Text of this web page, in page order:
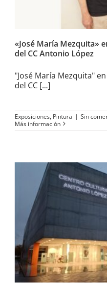
«José María Mezquita»
del CC Antonio López
"José María Mezquita"
del CC [...]
Exposiciones, Pintura | Sin
Más información
Sala de
Antonio